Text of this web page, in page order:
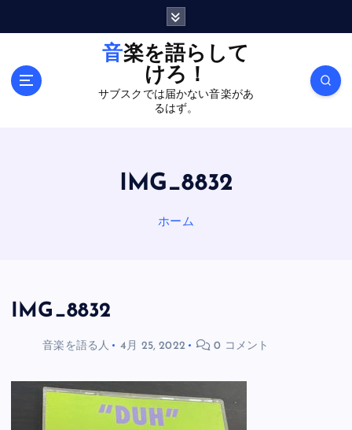
音楽を語らして
けろ！
サブスクでは届かない音楽があ
るはず。
IMG_8832
ホーム
IMG_8832
音楽を語る人 4月 25, 2022 0 コメント